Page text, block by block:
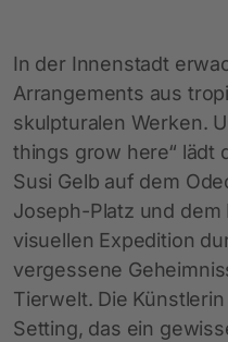
In der Innenstadt
Arrangements aus
skulpturalen Werken.
things grow here“ lädt
Susi Gelb auf dem
Joseph-Platz und
visuellen Expedition
vergessene
Tierwelt. Die
Setting, das ein